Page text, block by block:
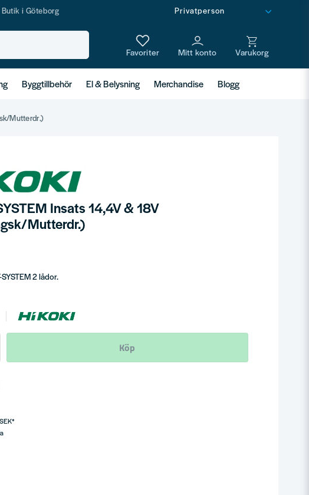
Butik i Göteborg
Byggtillbehör El & Belysning Merchandise Blogg
Mutterdr.)
Insats 14,4V & 18V
Mutterdr.)
2 lådor.
Köp